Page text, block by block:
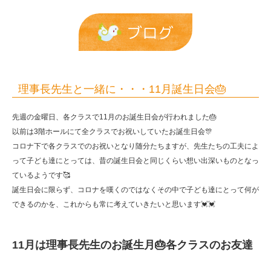
🎂
|
報
保
育
園
ブログ
理事長先生と一緒に・・・11月誕生日会🎂
先週の金曜日、各クラスで11月のお誕生日会が行われました🎂
以前は3階ホールにて全クラスでお祝いしていたお誕生日会🎊
コロナ下で各クラスでのお祝いとなり随分たちますが、先生たちの工夫によ
って子ども達にとっては、昔の誕生日会と同じくらい想い出深いものとなっ
ているようです🥰
誕生日会に限らず、コロナを嘆くのではなくその中で子ども達にとって何が
できるのかを、これからも常に考えていきたいと思います💓💓
11月は理事長先生のお誕生月🎂各クラスのお友達